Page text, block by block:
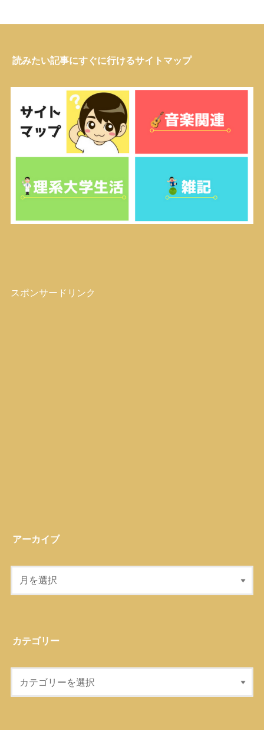
読みたい記事にすぐに行けるサイトマップ
スポンサードリンク
アーカイブ
カテゴリー